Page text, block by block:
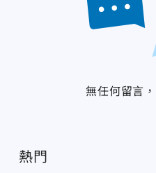
無任何留言
熱門